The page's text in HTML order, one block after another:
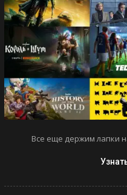
Все еще держим лапки